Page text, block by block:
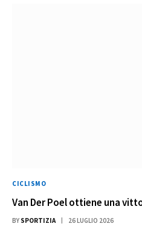
CICLISMO
Van Der Poel ottiene una
BY SPORTIZIA 26 LUGLIO 2026